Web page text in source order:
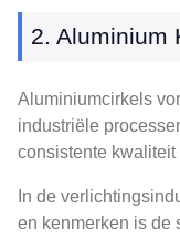
2. Aluminium
Aluminiumcirkels
industriële
consistente
In de
en kenmerken is de